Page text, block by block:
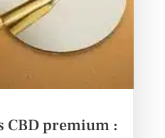
CBD premium :